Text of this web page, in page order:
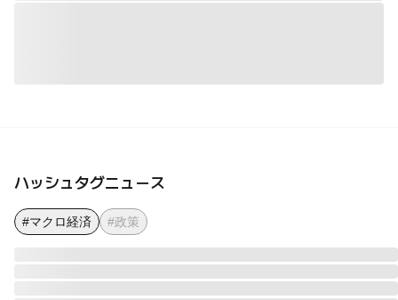
ハッシュタグニュース
#マクロ経済 #政策